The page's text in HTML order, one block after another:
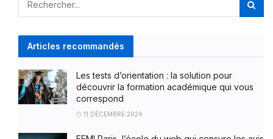
Articles recommandés
Les tests d’orientation : la solution pour
découvrir la formation académique qui vous
correspond
11 DÉCEMBRE 2024